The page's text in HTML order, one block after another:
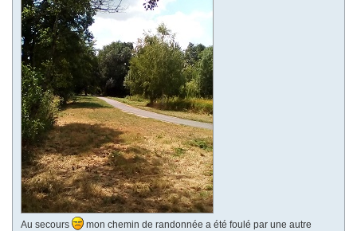
Au secours
mon chemin de randonnée a été foulé par une autre